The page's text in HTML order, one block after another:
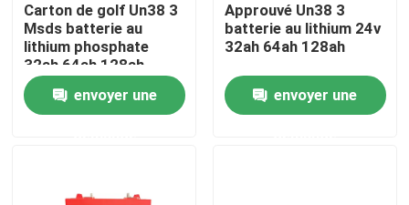
Aperçu
Carton de golf Un38 3
Msds batterie au
lithium phosphate
32ah 64ah 128ah
envoyer une
Approuvé Un38 3
batterie au lithium 24v
32ah 64ah 128ah
envoyer une